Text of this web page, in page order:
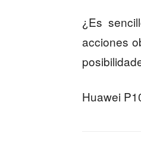
¿Es
acciones
Huawei